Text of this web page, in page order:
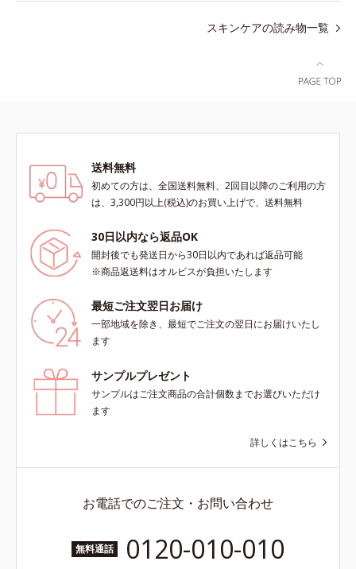
スキンケアの読み物一覧
送料無料
初めての方は、全国送料無料、2回目以降のご利用の方
は、3,300円以上(税込)のお買い上げで、送料無料
30日以内なら返品OK
開封後でも発送日から30日以内であれば返品可能
※商品返送料はオルビスが負担いたします
最短ご注文翌日お届け
一部地域を除き、最短でご注文の翌日にお届けいたし
ます
サンプルプレゼント
サンプルはご注文商品の合計個数までお選びいただけ
ます
詳しくはこちら
お電話でのご注文・お問い合わせ
無料通話 0120-010-010